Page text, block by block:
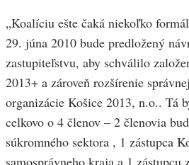
„Koalíciu ešte čaká niekoľko
29. júna 2010 bude predložený
zastupiteľstvu, aby schválilo
2013+ a zároveň rozšírenie
organizácie Košice 2013, n.o.. Tá
celkovo o 4 členov – 2 členovia
súkromného sektora , 1 zástupca